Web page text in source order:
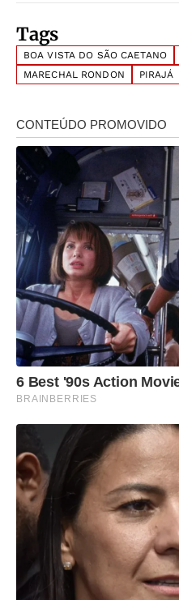
Tags
BOA VISTA DO SÃO CAETANO
MARECHAL RONDON
PIRAJÁ